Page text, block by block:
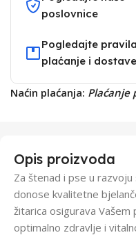
poslovnice
Pogledajte pravila
plaćanje i dostave
Naćin plaćanja: Plaćanje
Opis proizvoda
Za štenad i pse u
donose kvalitetne
žitarica osigurava
optimalno zdravlje i